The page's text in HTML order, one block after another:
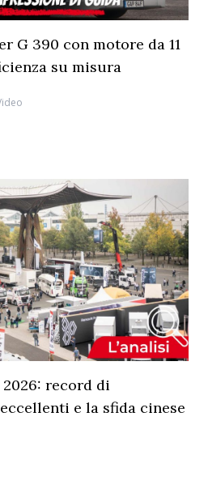
G 390 con motore da 11
su misura
record di
e la sfida cinese